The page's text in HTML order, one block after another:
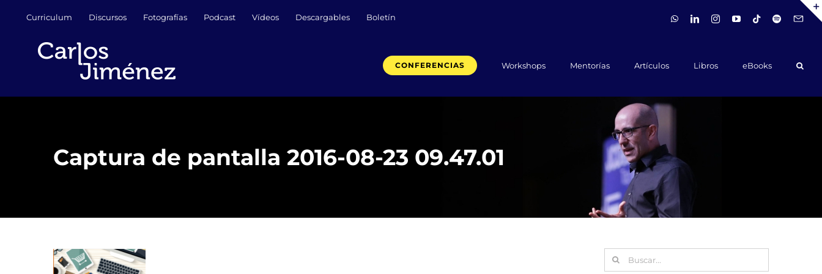
contenido
Curriculum Discursos Fotografías Podcast Vídeos Descargables Boletín WhatsApp
LinkedInInstagramYouTubeTiktokSpotify
CONFERENCIAS Workshops Mentorías Artículos Libros eBooks
Captura de pantalla 2016-08-23 09.47.01
Buscar: